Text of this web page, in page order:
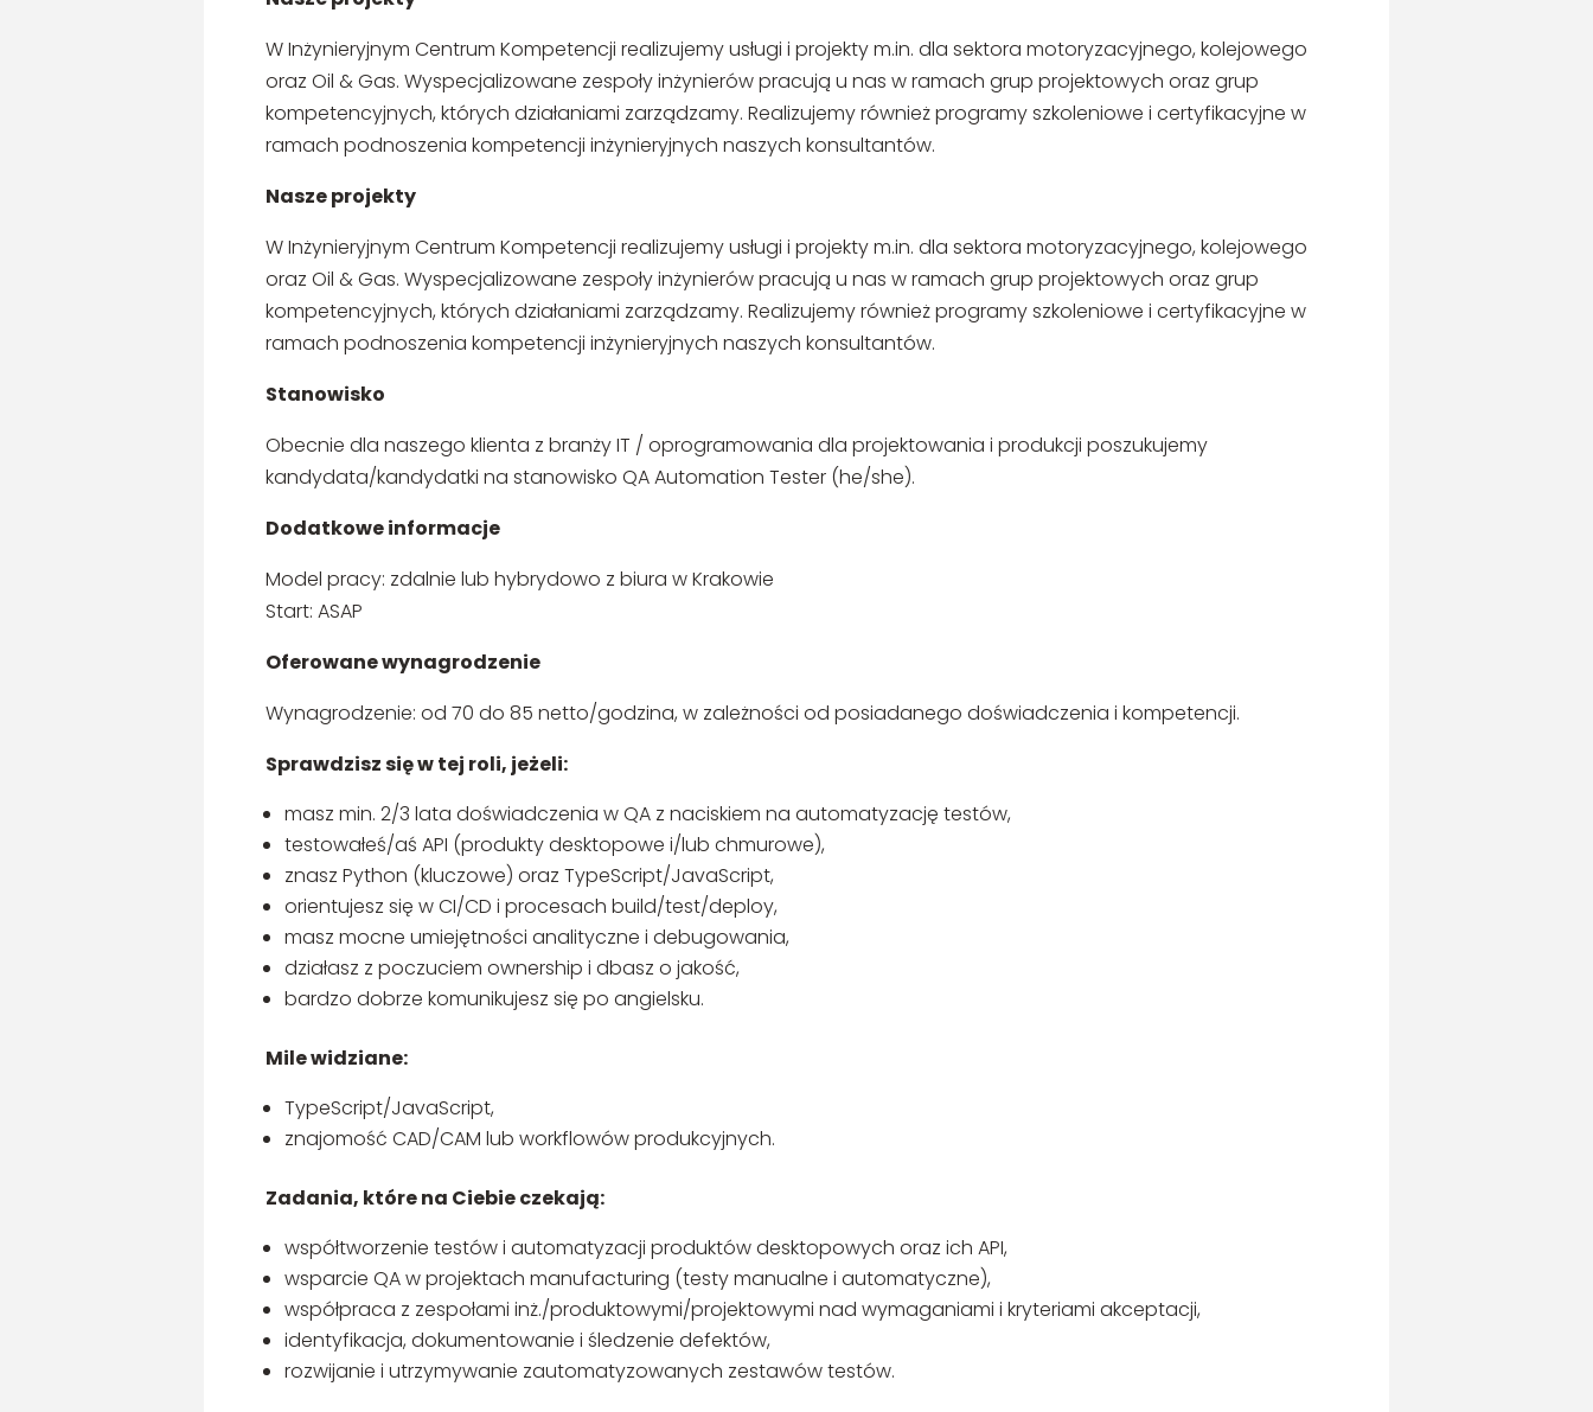
W Inżynieryjnym Centrum Kompetencji realizujemy usługi i projekty m.in. dla sektora motoryzacyjnego, kolejowego
oraz Oil & Gas. Wyspecjalizowane zespoły inżynierów pracują u nas w ramach grup projektowych oraz grup
kompetencyjnych, których działaniami zarządzamy. Realizujemy również programy szkoleniowe i certyfikacyjne w
ramach podnoszenia kompetencji inżynieryjnych naszych konsultantów.
Nasze projekty
W Inżynieryjnym Centrum Kompetencji realizujemy usługi i projekty m.in. dla sektora motoryzacyjnego, kolejowego
oraz Oil & Gas. Wyspecjalizowane zespoły inżynierów pracują u nas w ramach grup projektowych oraz grup
kompetencyjnych, których działaniami zarządzamy. Realizujemy również programy szkoleniowe i certyfikacyjne w
ramach podnoszenia kompetencji inżynieryjnych naszych konsultantów.
Stanowisko
Obecnie dla naszego klienta z branży IT / oprogramowania dla projektowania i produkcji poszukujemy
kandydata/kandydatki na stanowisko QA Automation Tester (he/she).
Dodatkowe informacje
Model pracy: zdalnie lub hybrydowo z biura w Krakowie
Start: ASAP
Oferowane wynagrodzenie
Wynagrodzenie: od 70 do 85 netto/godzina, w zależności od posiadanego doświadczenia i kompetencji.
Sprawdzisz się w tej roli, jeżeli:
masz min. 2/3 lata doświadczenia w QA z naciskiem na automatyzację testów,
testowałeś/aś API (produkty desktopowe i/lub chmurowe),
znasz Python (kluczowe) oraz TypeScript/JavaScript,
orientujesz się w CI/CD i procesach build/test/deploy,
masz mocne umiejętności analityczne i debugowania,
działasz z poczuciem ownership i dbasz o jakość,
bardzo dobrze komunikujesz się po angielsku.
Mile widziane:
TypeScript/JavaScript,
znajomość CAD/CAM lub workflowów produkcyjnych.
Zadania, które na Ciebie czekają:
współtworzenie testów i automatyzacji produktów desktopowych oraz ich API,
wsparcie QA w projektach manufacturing (testy manualne i automatyczne),
współpraca z zespołami inż./produktowymi/projektowymi nad wymaganiami i kryteriami akceptacji,
identyfikacja, dokumentowanie i śledzenie defektów,
rozwijanie i utrzymywanie zautomatyzowanych zestawów testów.